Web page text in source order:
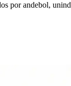
por andebol,